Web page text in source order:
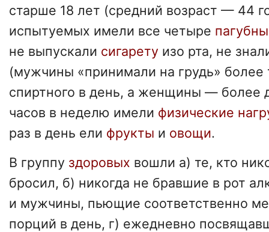
старше 18 лет (средний возраст — 44
испытуемых имели все четыре
не выпускали сигарету изо рта, не
(мужчины «принимали на грудь» более
спиртного в день, а женщины — более
часов в неделю имели физические
раз в день ели фрукты и овощи.
В группу здоровых вошли а) те, кто
бросил, б) никогда не бравшие в рот
и мужчины, пьющие соответственно
порций в день, г) ежедневно